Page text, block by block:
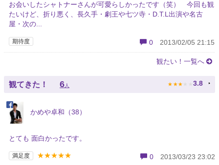
お会いしたシャトナーさんが可愛らしかったです（笑） 今回も観
たいけど、折り悪く、長久手・劇王や七ツ寺・D.T.L出演や名古
屋・次の...
期待度 0 2013/02/05 21:15
観たい！一覧へ
観てきた！ 6 人 ★ ★ ★ ★ ★ 3.8
かめや卓和（38）
とても 面白かったです。
満足度 ★★★★★ 0 2013/03/23 23:02